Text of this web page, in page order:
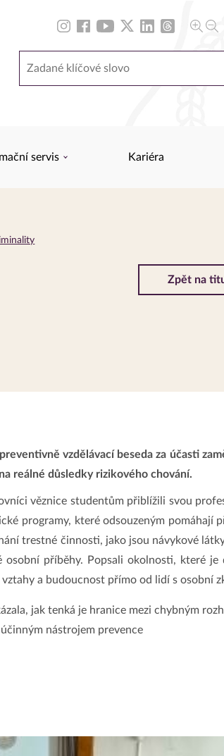
servis Kariéra
Zpět na
vzdělávací beseda za účasti
reálné důsledky rizikového chování.
věznice studentům přiblížili svou
programy, které odsouzeným pomáhají
trestné činnosti, jako jsou návykové
příběhy. Popsali okolnosti, které
a budoucnost přímo od lidí s osobní
jak tenká je hranice mezi chybným
nástrojem prevence